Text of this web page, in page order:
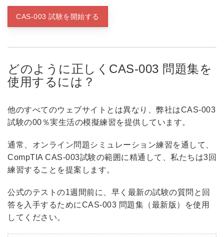
CAS-003 試験を開始する
どのように正しくCAS-003 問題集を
使用するには？
他のすべてのウェブサイトとは異なり、弊社はCAS-003
試験の00％実生活の模擬練習を提供しています。
通常、オンライン問題シミュレーション練習を通して、
CompTIA CAS-003試験の範囲に精通して、私たちは3回
練習することを提案します。
公式のテストの1週間前に、早く最新の試験の質問と回
答を入手するためにCAS-003 問題集（最新版）を使用
してください。